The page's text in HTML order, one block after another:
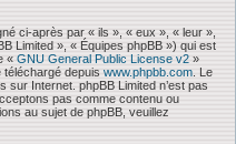
ci-après par « ils », « eux », « leur »,
Limited », « Équipes phpBB ») qui est
« GNU General Public License v2 »
depuis www.phpbb.com . Le
sur Internet. phpBB Limited n’est pas
pas comme contenu ou
au sujet de phpBB, veuillez